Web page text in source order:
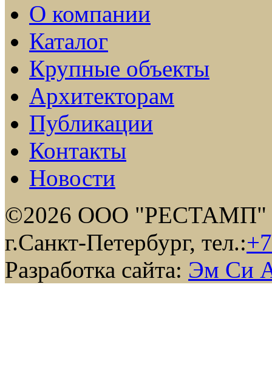
О компании
Каталог
Крупные объекты
Архитекторам
Публикации
Контакты
Новости
©2026 ООО "РЕСТАМП"
г.Санкт-Петербург, тел.:
Разработка сайта: Эм Си